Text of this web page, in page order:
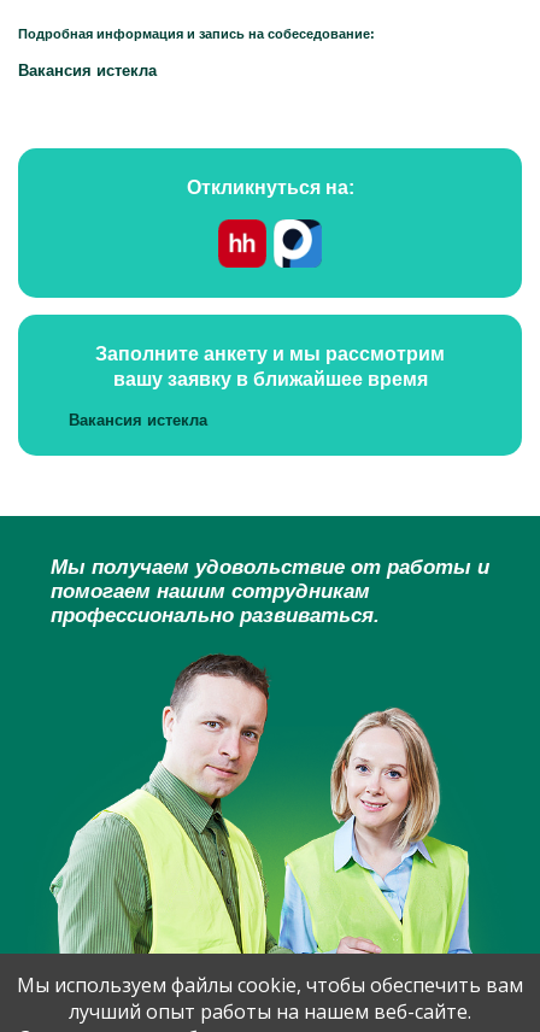
Подробная информация и запись на собеседование:
Вакансия истекла
Откликнуться на:
Заполните анкету и мы рассмотрим
вашу заявку в ближайшее время
Вакансия истекла
Мы получаем удовольствие от работы и
помогаем нашим сотрудникам
профессионально развиваться.
Мы используем файлы cookie, чтобы обеспечить вам
лучший опыт работы на нашем веб-сайте.